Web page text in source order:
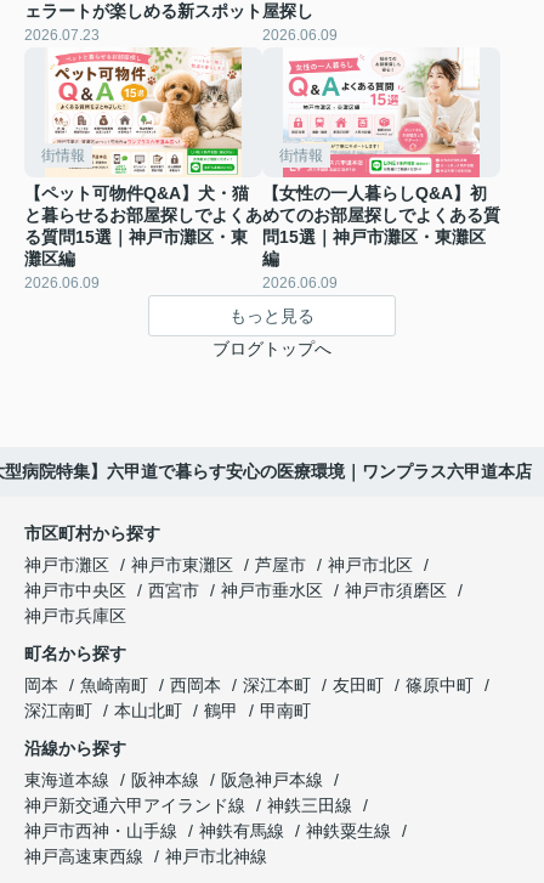
ェラートが楽しめる新スポット
2026.07.23
屋探し
2026.06.09
街情報
【ペット可物件Q&A】犬・猫
と暮らせるお部屋探しでよくあ
る質問15選｜神戸市灘区・東
灘区編
2026.06.09
街情報
【女性の一人暮らしQ&A】初
めてのお部屋探しでよくある質
問15選｜神戸市灘区・東灘区
編
2026.06.09
もっと見る
ブログトップへ
病院特集】六甲道で暮らす安心の医療環境｜ワンプラス六甲道本店
市区町村から探す
神戸市灘区
神戸市東灘区 芦屋市
神戸市北区
神戸市中央区
西宮市 神戸市垂水区
神戸市須磨区
神戸市兵庫区
町名から探す
岡本
魚崎南町 西岡本 深江本町 友田町
篠原中町
深江南町
本山北町 鶴甲
甲南町
沿線から探す
東海道本線
阪神本線
阪急神戸本線
神戸新交通六甲アイランド線
神鉄三田線
神戸市西神・山手線
神鉄有馬線
神鉄粟生線
神戸高速東西線
神戸市北神線